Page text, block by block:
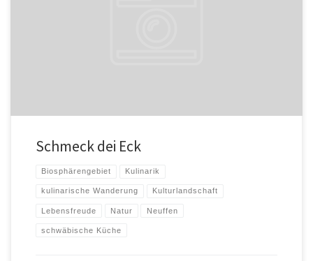
Schmeck dei Eck
Biosphärengebiet Kulinarik
kulinarische Wanderung Kulturlandschaft
Lebensfreude Natur Neuffen
schwäbische Küche